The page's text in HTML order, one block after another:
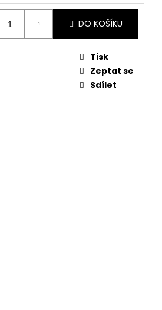
DO KOŠÍKU
Tisk
Zeptat se
Sdílet